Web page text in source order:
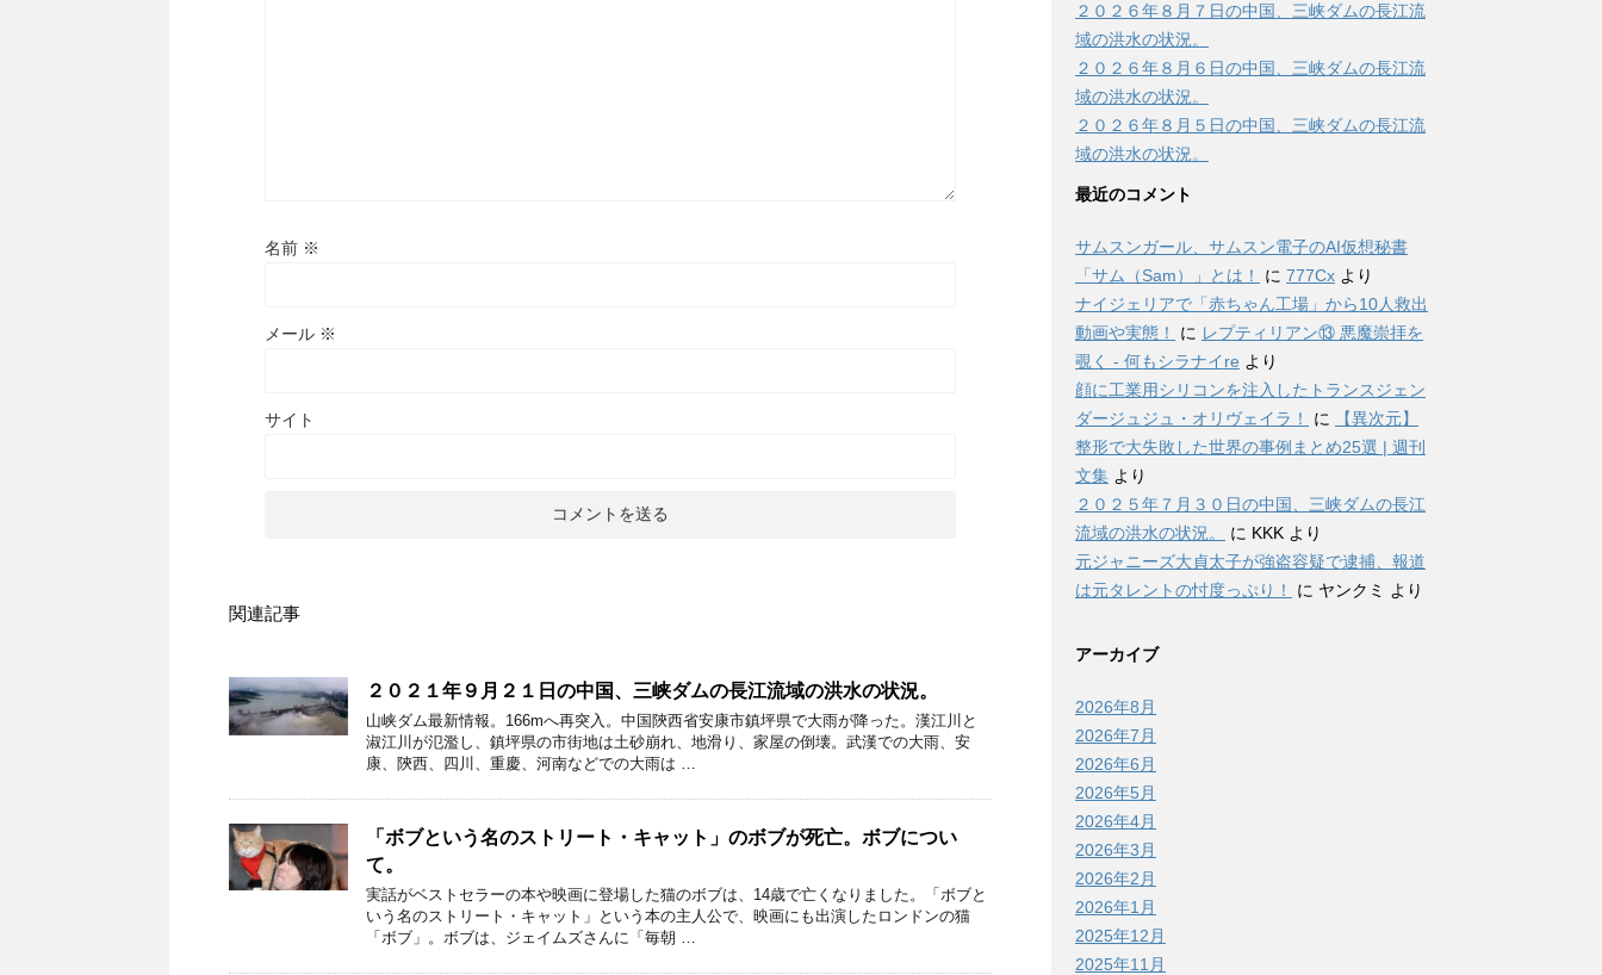
名前 ※
メール ※
サイト
関連記事
２０２１年９月２１日の中国、三峡ダムの長江流域の洪水の状況。
山峡ダム最新情報。166mへ再突入。中国陝西省安康市鎮坪県で大雨が降った。漢江川と
淑江川が氾濫し、鎮坪県の市街地は土砂崩れ、地滑り、家屋の倒壊。武漢での大雨、安
康、陝西、四川、重慶、河南などでの大雨は …
「ボブという名のストリート・キャット」のボブが死亡。ボブについ
て。
実話がベストセラーの本や映画に登場した猫のボブは、14歳で亡くなりました。「ボブと
いう名のストリート・キャット」という本の主人公で、映画にも出演したロンドンの猫
「ボブ」。ボブは、ジェイムズさんに「毎朝 …
２０２６年８月７日の中国、三峡ダムの長江流
域の洪水の状況。
２０２６年８月６日の中国、三峡ダムの長江流
域の洪水の状況。
２０２６年８月５日の中国、三峡ダムの長江流
域の洪水の状況。
最近のコメント
サムスンガール、サムスン電子のAI仮想秘書
「サム（Sam）」とは！
に 777Cx より
ナイジェリアで「赤ちゃん工場」から10人救出
動画や実態！
に レプティリアン⑬ 悪魔崇拝を
覗く - 何もシラナイre より
顔に工業用シリコンを注入したトランスジェン
ダージュジュ・オリヴェイラ！
に
【異次元】
整形で大失敗した世界の事例まとめ25選 | 週刊
文集 より
２０２５年７月３０日の中国、三峡ダムの長江
流域の洪水の状況。
に KKK より
元ジャニーズ大貞太子が強盗容疑で逮捕、報道
は元タレントの忖度っぷり！
に ヤンクミ より
アーカイブ
2026年8月
2026年7月
2026年6月
2026年5月
2026年4月
2026年3月
2026年2月
2026年1月
2025年12月
2025年11月